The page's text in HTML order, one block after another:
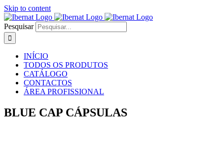
Skip to content
Pesquisar
INÍCIO
TODOS OS PRODUTOS
CATÁLOGO
CONTACTOS
ÁREA PROFISSIONAL
BLUE CAP CÁPSULAS